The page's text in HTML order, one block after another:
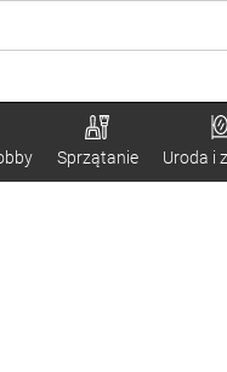
Sprzątanie Uroda i